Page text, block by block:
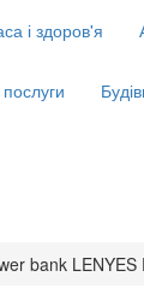
і здоров'я
bank